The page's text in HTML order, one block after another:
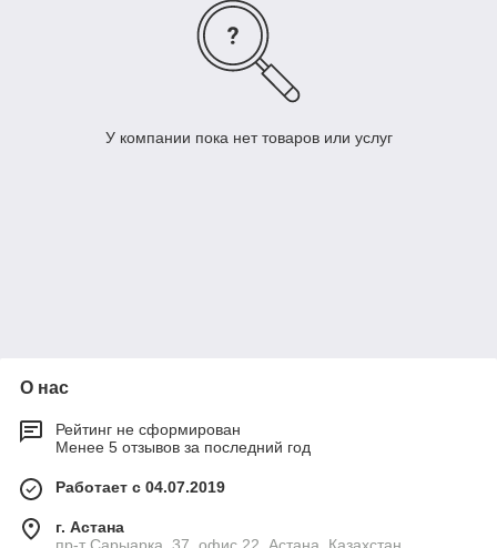
У компании пока нет товаров или услуг
О нас
Рейтинг не сформирован
Менее 5 отзывов за последний год
Работает с 04.07.2019
г. Астана